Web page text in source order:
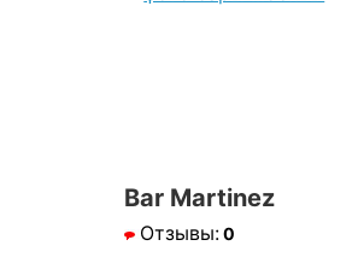
Bar Martinez
Отзывы:0